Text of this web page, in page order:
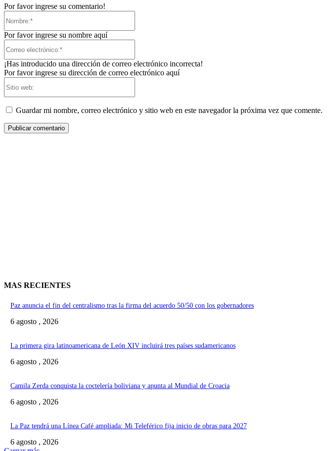
Por favor ingrese su comentario!
Por favor ingrese su nombre aquí
¡Has introducido una dirección de correo electrónico incorrecta!
Por favor ingrese su dirección de correo electrónico aquí
Guardar mi nombre, correo electrónico y sitio web en este navegador la próxima vez que comente.
MAS RECIENTES
Paz anuncia el fin del centralismo tras la firma del acuerdo 50/50 con los gobernadores
6 agosto , 2026
La primera gira latinoamericana de León XIV incluirá tres países sudamericanos
6 agosto , 2026
Camila Zerda conquista la coctelería boliviana y apunta al Mundial de Croacia
6 agosto , 2026
La Paz tendrá una Línea Café ampliada: Mi Teleférico fija inicio de obras para 2027
6 agosto , 2026